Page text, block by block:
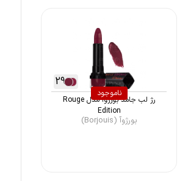
29
ناموجود
رژ لب جامد بورژوآ مدل Rouge
Edition
بورژوآ (Borjouis)